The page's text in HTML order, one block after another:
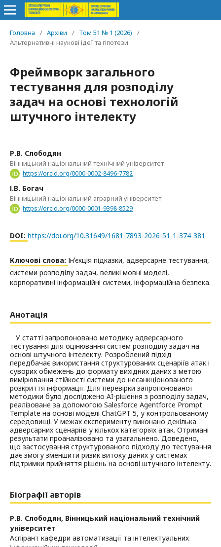
Головна / Архіви / Том 51 № 1 (2026)
/
Альтернативні наукові ідеї та гіпотези
Фреймворк загального
тестування для розподілу
задач на основі технологій
штучного інтелекту
Р.В. Слободян
Вінницький національний технічний університет
https://orcid.org/0000-0002-8496-7782
І.В. Богач
Вінницький національний аграрний університет
https://orcid.org/0000-0001-9398-8529
DOI: https://doi.org/10.31649/1681-7893-2026-51-1-374-381
Ключові слова: Інʼєкція підказки, адверсарне тестування,
системи розподілу задач, великі мовні моделі,
корпоративні інформаційні системи, інформаційна безпека.
Анотація
У статті запропоновано методику адверсарного
тестування для оцінювання систем розподілу задач на
основі штучного інтелекту. Розроблений підхід
передбачає використання структурованих сценаріїв атак і
суворих обмежень до формату вихідних даних з метою
вимірювання стійкості системи до несанкціонованого
розкриття інформації. Для перевірки запропонованої
методики було досліджено AI-рішення з розподілу задач,
реалізоване за допомогою Salesforce Agentforce Prompt
Template на основі моделі ChatGPT 5, у контрольованому
середовищі. У межах експерименту виконано декілька
адверсарних сценаріїв у кількох категоріях атак. Отримані
результати проаналізовано та узагальнено. Доведено,
що застосування структурованого підходу до тестування
дає змогу зменшити ризик витоку даних у системах
підтримки прийняття рішень на основі штучного інтелекту.
Біографії авторів
Р.В. Слободян, Вінницький національний технічний
університет
Аспірант кафедри автоматизації та інтелектуальних